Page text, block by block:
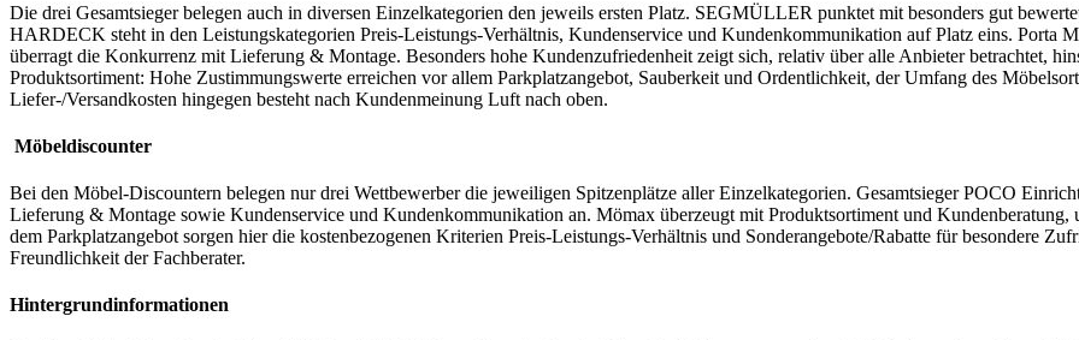
Die drei Gesamtsieger belegen auch in diversen Einzelkategorien den jeweils ersten Platz. SEGMÜLLER punktet mit besonders gut
HARDECK steht in den Leistungskategorien Preis-Leistungs-Verhältnis, Kundenservice und Kundenkommunikation auf Platz eins. Porta
überragt die Konkurrenz mit Lieferung & Montage. Besonders hohe Kundenzufriedenheit zeigt sich, relativ über alle Anbieter betrachtet,
Produktsortiment: Hohe Zustimmungswerte erreichen vor allem Parkplatzangebot, Sauberkeit und Ordentlichkeit, der Umfang des
Liefer-/Versandkosten hingegen besteht nach Kundenmeinung Luft nach oben.
Möbeldiscounter
Bei den Möbel-Discountern belegen nur drei Wettbewerber die jeweiligen Spitzenplätze aller Einzelkategorien. Gesamtsieger POCO
Lieferung & Montage sowie Kundenservice und Kundenkommunikation an. Mömax überzeugt mit Produktsortiment und
dem Parkplatzangebot sorgen hier die kostenbezogenen Kriterien Preis-Leistungs-Verhältnis und Sonderangebote/Rabatte für besondere
Freundlichkeit der Fachberater.
Hintergrundinformationen